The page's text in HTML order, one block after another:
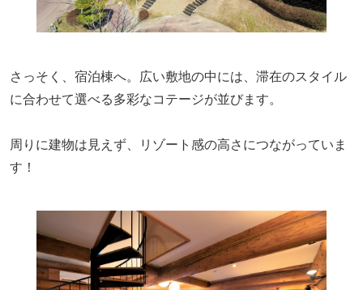
さっそく、宿泊棟へ。広い敷地の中には、滞在のスタイル
に合わせて選べる多彩なコテージが並びます。
周りに建物は見えず、リゾート感の高さにつながっていま
す！